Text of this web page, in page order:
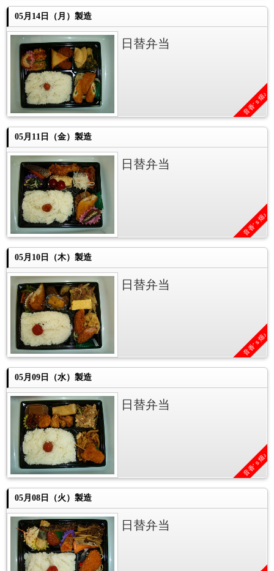
05月14日（月）製造
日替弁当
音香’ｓ畑♪
05月11日（金）製造
日替弁当
音香’ｓ畑♪
05月10日（木）製造
日替弁当
音香’ｓ畑♪
05月09日（水）製造
日替弁当
音香’ｓ畑♪
05月08日（火）製造
日替弁当